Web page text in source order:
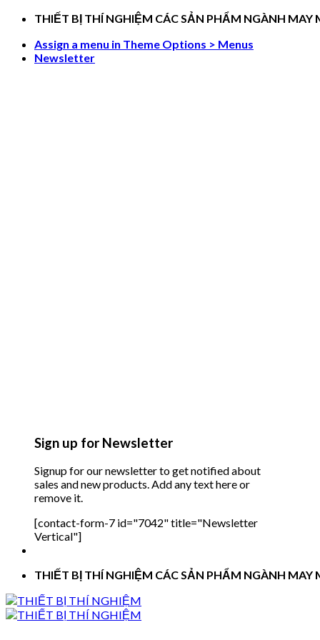
Skip
content
THIẾT BỊ THÍ NGHIỆM CÁC SẢN PHẨM NGÀNH MAY
Assign a menu in Theme Options > Menus
Newsletter
Sign up for Newsletter
Signup for our newsletter to get notified about
sales and new products. Add any text here or
remove it.
[contact-form-7 id="7042" title="Newsletter
Vertical"]
THIẾT BỊ THÍ NGHIỆM CÁC SẢN PHẨM NGÀNH MAY